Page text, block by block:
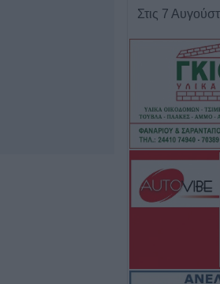
Στις 7
οικοδόμους
5 Αυγούστου 2026,
Έργο 750.000
καθαρισμό
αποκατάσταση
5 Αυγούστου 2026,
Στη Χαλ με 20
Κωνσταντής
5 Αυγούστου 2026,
"Ξεπέταξαν"
αποφάσεων